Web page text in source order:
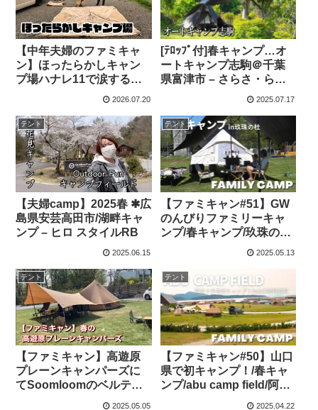
【中年夫婦のファミキャ
ン】ほったらかしキャン
プ場ハナレ11で涙する妻 –
Okibi Life【中年夫婦の青
2026.07.20
[ﾃﾛｯﾌﾟ付]春キャンプ…オ
ートキャンプ志駒＠千葉
県富津市 – さらさ・ら・
2025.07.17
テント
【夫婦camp】2025春 ✱広
島県安芸高田市/湖畔キャ
ンプ – ヒロ スタイルRB
2025.06.15
テント
【ファミキャン#51】GW
のんびりファミリーキャ
ンプ/春キャンプ/玖珠の杜/
ファミリーキャン
R COMPANY – sora
CAMP【ファミリーキャ
ンプ】
2025.05.13
テント
【ファミキャン】高遊原
プレーンキャンパーズに
てSoomloomのベルテン
2025.05.05
テント
【ファミキャン#50】山口
県で初キャンプ！/春キャ
ンプ/abu camp field/阿武
2025.04.22